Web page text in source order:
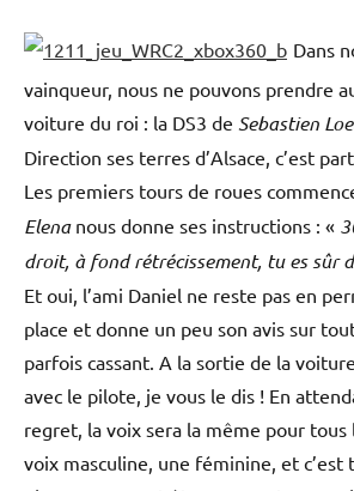
Dans
vainqueur, nous ne pouvons prendre
voiture du roi : la DS3 de Sebastien
Direction ses terres d’Alsace, c’est
Les premiers tours de roues
Elenanous donne ses instructions : «
droit, à fond rétrécissement, tu es sûr
Et oui, l’ami Daniel ne reste pas en
place et donne un peu son avis sur
parfois cassant. A la sortie de la
avec le pilote, je vous le dis ! En
regret, la voix sera la même pour tous
voix masculine, une féminine, et c’est